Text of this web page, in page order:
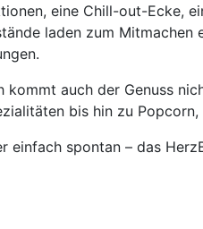
eine Chill-out-Ecke,
laden zum Mitmachen
kommt auch der Genuss
bis hin zu
einfach spontan – das